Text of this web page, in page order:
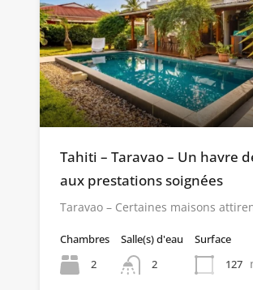
Tahiti – Taravao – Un havre
aux prestations soignées
Taravao – Certaines maisons
Chambres
2
Salle(s) d'eau
2
Surface
127